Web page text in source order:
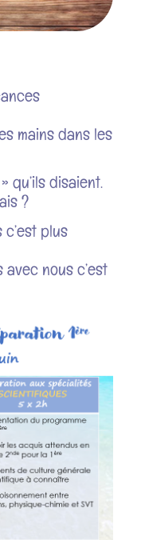
mains dans les
qu’ils disaient.
?
c’est plus
nous c’est